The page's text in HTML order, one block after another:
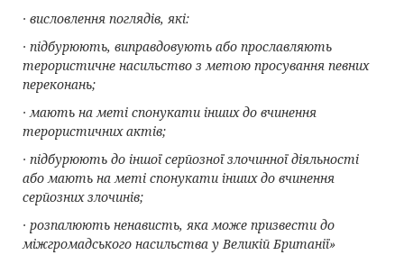
· висловлення поглядів, які:
· підбурюють, виправдовують або прославляють
терористичне насильство з метою просування певних
переконань;
· мають на меті спонукати інших до вчинення
терористичних актів;
· підбурюють до іншої серйозної злочинної діяльності
або мають на меті спонукати інших до вчинення
серйозних злочинів;
· розпалюють ненависть, яка може призвести до
міжгромадського насильства у Великій Британії»